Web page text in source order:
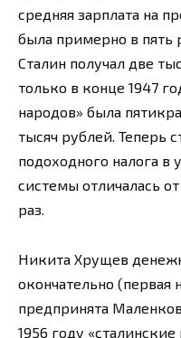
средняя зарплата на
была примерно в пять
Сталин получал две
только в конце 1947
народов» была
тысяч рублей. Теперь
подоходного налога в
системы отличалась
раз.
Никита Хрущев
окончательно (первая
предпринята
1956 году